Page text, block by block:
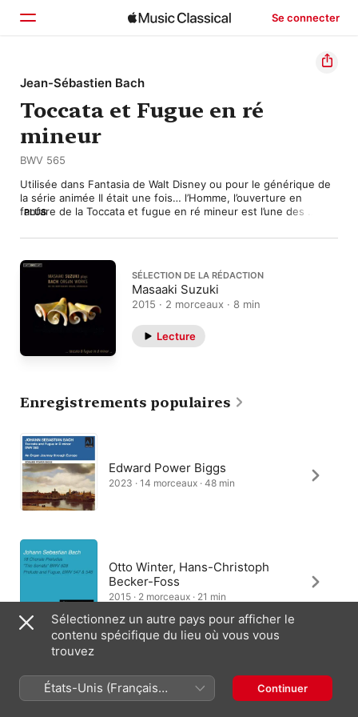
Se connecter
Accueil
Parcourir
Rechercher
Jean-Sébastien Bach
Toccata et Fugue en ré
mineur
BWV 565
Utilisée dans Fantasia de Walt Disney ou pour le générique de
la série animée Il était une fois… l’Homme, l’ouverture en
fanfare de la Toccata et fugue en ré mineur est l’une des
Mais BWV 565 était-elle au départ une pièce pour orgue ? Est-
sont partagés. Certains soupçonnent qu’une composition
originale pour violon se cache sous une partie de ses motifs,
tandis que d’autres réconcilient ses caractéristiques atypiques
avec le reste du répertoire de Bach en les attribuant à la
jeunesse de ce dernier et à l’exubérance stylistique d’une forte
tête d’à peine 20 ans. À la différence de la Toccata et fugue en
ré mineur BWV 538 (connue sous le nom de « Dorienne »), le
définition, est plus circonscrite. Mais même ici, l’ébullition
pédalier solo et, surtout, une section finale étoffée qui vise à
créer un parfait feu d’artifice de toccata.
PLUS
SÉLECTION DE LA RÉDACTION
Masaaki Suzuki
2015 · 2 morceaux · 8 min
Lecture
Enregistrements populaires
Edward Power Biggs
2023 · 14 morceaux · 48 min
Otto Winter, Hans-Christoph
Becker-Foss
2015 · 2 morceaux · 21 min
Marco Agostinelli
2023 · 2 morceaux · 12 min
Sélectionnez un autre pays pour afficher le
contenu spécifique du lieu où vous vous
trouvez
États-Unis (Français
France)
Continuer